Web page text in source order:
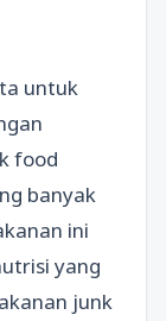
untuk
food
banyak
ini
yang
junk